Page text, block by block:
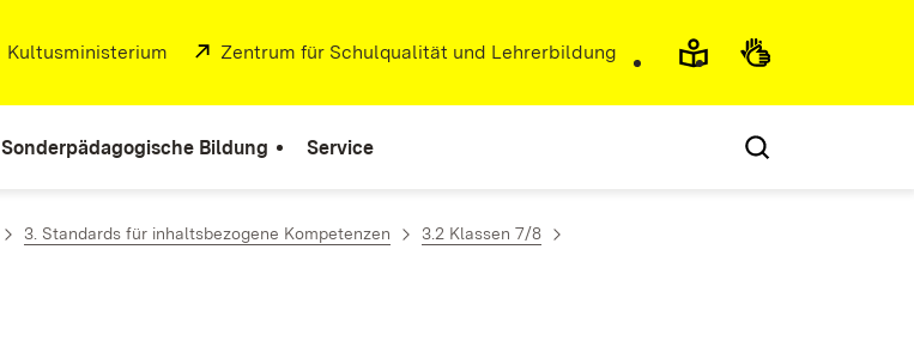
Extern:
Kultusministerium (Öffnet in neuem Fenster)
Extern:
Zentrum für Schulqualität und Lehrerbildung
Sonderpädagogische Bildung Service
3. Standards für inhaltsbezogene Kompetenzen
3.2 Klassen 7/8